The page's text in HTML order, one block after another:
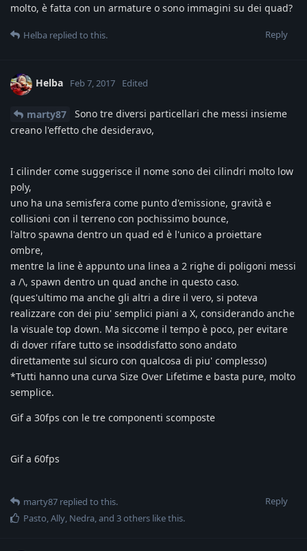
molto, è fatta con un armature o sono immagini su dei quad?
Reply
Helba replied to this.
Helba Feb 7, 2017 Edited
marty87
Sono tre diversi particellari che messi insieme
creano l'effetto che desideravo,
I cilinder come suggerisce il nome sono dei cilindri molto low
poly,
uno ha una semisfera come punto d'emissione, gravità e
collisioni con il terreno con pochissimo bounce,
l'altro spawna dentro un quad ed è l'unico a proiettare
ombre,
mentre la line è appunto una linea a 2 righe di poligoni messi
a /\, spawn dentro un quad anche in questo caso.
(ques'ultimo ma anche gli altri a dire il vero, si poteva
realizzare con dei piu' semplici piani a X, considerando anche
la visuale top down. Ma siccome il tempo è poco, per evitare
di dover rifare tutto se insoddisfatto sono andato
direttamente sul sicuro con qualcosa di piu' complesso)
*Tutti hanno una curva Size Over Lifetime e basta pure, molto
semplice.
Gif a 30fps con le tre componenti scomposte
Gif a 60fps
Reply
marty87 replied to this.
Pasto,Ally, Nedra, and 3others like this.